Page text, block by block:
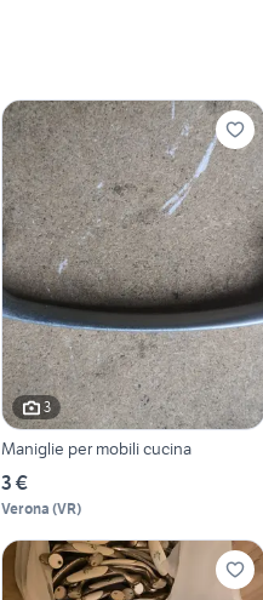
3
Maniglie per mobili cucina
3 €
Verona (VR)